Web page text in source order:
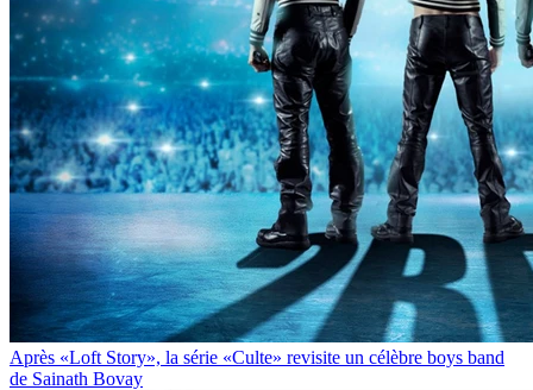
Après «Loft Story», la série «Culte» revisite un célèbre boys band
de Sainath Bovay